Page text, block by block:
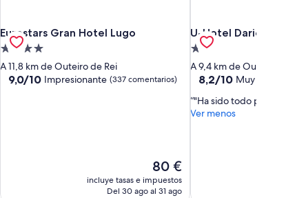
Eurostars Gran Hotel Lugo
Eurostars Gran Hotel Lugo
Alojamiento
de
4.0 estrellas
A 11,8 km de Outeiro de Rei
9.0
9,0/10 Impresionante (337 comentarios)
El
precio
actual
80 €
incluye tasas e impuestos
Del 30 ago al 31 ago
U-Hotel Dario Lugo
U-Hotel Dario Lugo
Alojamiento
de
2.0 estrellas
A 9,4 km de Outeiro de Rei
8.2
10,
Muy
8,2/10 Muy bueno
"Ha sido todo perfecto. "
Ver menos